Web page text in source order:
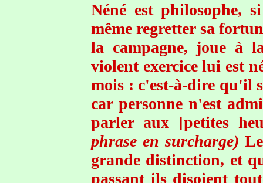
Néné est philosophe,
même regretter sa
la campagne, joue à
violent exercice lui est
mois : c'est-à-dire qu'il
car personne n'est
parler aux [petites
phrase en surcharge)
grande distinction, et
passant ils disoient